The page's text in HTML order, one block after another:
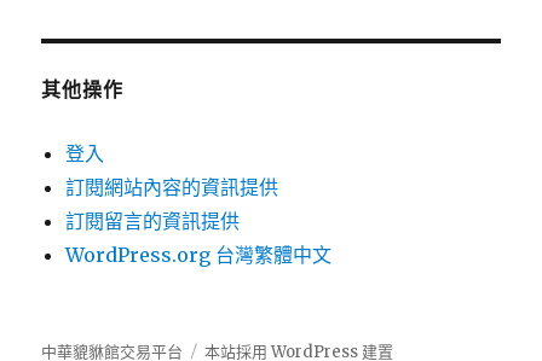
其他操作
登入
訂閱網站內容的資訊提供
訂閱留言的資訊提供
WordPress.org 台灣繁體中文
中華貔貅館交易平台 本站採用 WordPress 建置